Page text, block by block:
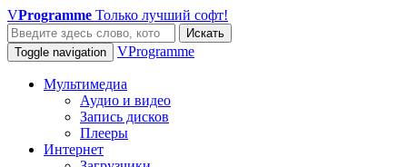
VProgramme Только лучший софт!
Искать
Toggle navigation
VProgramme
Мультимедиа
Аудио и видео
Запись дисков
Плееры
Интернет